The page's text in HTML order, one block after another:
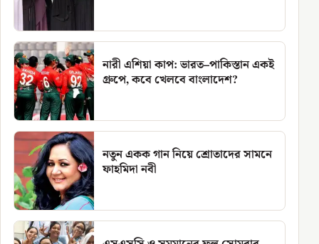
নারী এশিয়া কাপ: ভারত–পাকিস্তান একই
গ্রুপে, কবে খেলবে বাংলাদেশ?
নতুন একক গান নিয়ে শ্রোতাদের সামনে
ফাহমিদা নবী